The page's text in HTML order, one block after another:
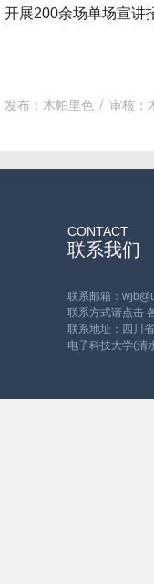
开展200余场单场宣讲
发布：木帕里色 审核：
CONTACT
联系我们
联系邮箱：
联系方式请点击
联系地址：四川
电子科技大学(清